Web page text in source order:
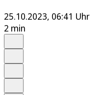
25.10.2023, 06:41 Uhr
2 min